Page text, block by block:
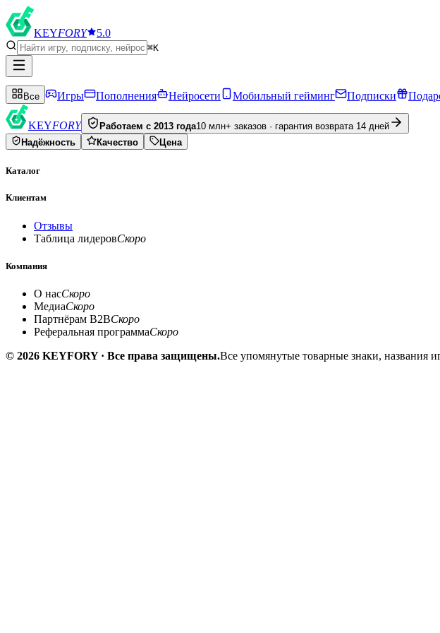
KEYFORY 5.0
⌘K
Все Игры Пополнения Нейросети Мобильный гейминг Подписки
KEYFORY Работаем с 2013 года10 млн+ заказов · гарантия возврата 14 дней
Надёжность
Качество Цена
Каталог
Клиентам
Отзывы
Таблица лидеровСкоро
Компания
О насСкоро
МедиаСкоро
Партнёрам B2BСкоро
Реферальная программаСкоро
© 2026 KEYFORY · Все права защищены.Все упомянутые товарные знаки, названия